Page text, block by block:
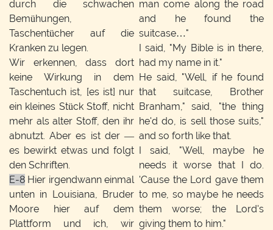
durch die schwachen
Bemühungen,
Taschentücher auf die
Kranken zu legen.
Wir erkennen, dass dort
keine Wirkung in dem
Taschentuch ist, [es ist] nur
ein kleines Stück Stoff, nicht
mehr als alter Stoff, den ihr
abnutzt. Aber es ist der —
es bewirkt etwas und folgt
den Schriften.
E-8 Hier irgendwann einmal
unten in Louisiana, Bruder
Moore hier auf dem
Plattform und ich, wir
man come along the road
and he found the
suitcase…"
I said, "My Bible is in there,
had my name in it."
He said, "Well, if he found
that suitcase, Brother
Branham," said, "the thing
he'd do, is sell those suits,"
and so forth like that.
I said, "Well, maybe he
needs it worse that I do.
'Cause the Lord gave them
to me, so maybe he needs
them worse; the Lord's
giving them to him."